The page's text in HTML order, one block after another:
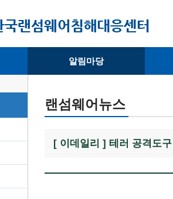
알림마당
· 뉴스레터
랜섬웨어뉴스
[ 이데일리 ] 테러 공격도